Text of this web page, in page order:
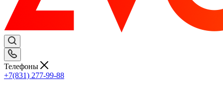
Телефоны
+7(831) 277-99-88